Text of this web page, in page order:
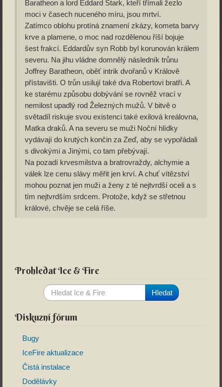
Baratheon a lord Eddard Stark, kteří třímali žezlo
moci v časech nuceného míru, jsou mrtví.
Zatímco oblohu protíná znamení zkázy, kometa barvy
krve a plamene, o moc nad rozdělenou říší bojuje
šest frakcí. Eddardův syn Robb byl korunován králem
severu. Na jihu vládne domnělý následník trůnu
Joffrey Baratheon, oběť intrik dvořanů v Králově
přístavišti. O trůn usilují také dva Robertovi bratři. A
ke starému způsobu dobývání se rovněž vrací v
nemilost upadlý rod Železných mužů. V bitvě o
světadíl riskuje svou existenci také exilová kreálovna,
Matka draků. A na severu se muži Noční hlídky
vydávají do krutých končin za Zeď, aby se vypořádali
s divokými a Jinými, co tam přebývají.
Na pozadí krvesmilstva a bratrovraždy, alchymie a
válek lze cenu slávy měřit jen krví. A chuť vítězství
mohou poznat jen muži a ženy z té nejtvrdší oceli a s
tím nejtvrdším srdcem. Protože, když se střetnou
králové, chvěje se celá říše.
Prohledat Ice & Fire
Diskuzní fórum
Bugy
IceFire aktualizace
Čistá instalace
Dodělávky